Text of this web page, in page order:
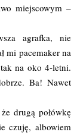
miejscowym –
agrafka, nie
mi pacemaker na
na oko 4-letni.
Ba! Nawet
drugą połówkę
czuję, albowiem